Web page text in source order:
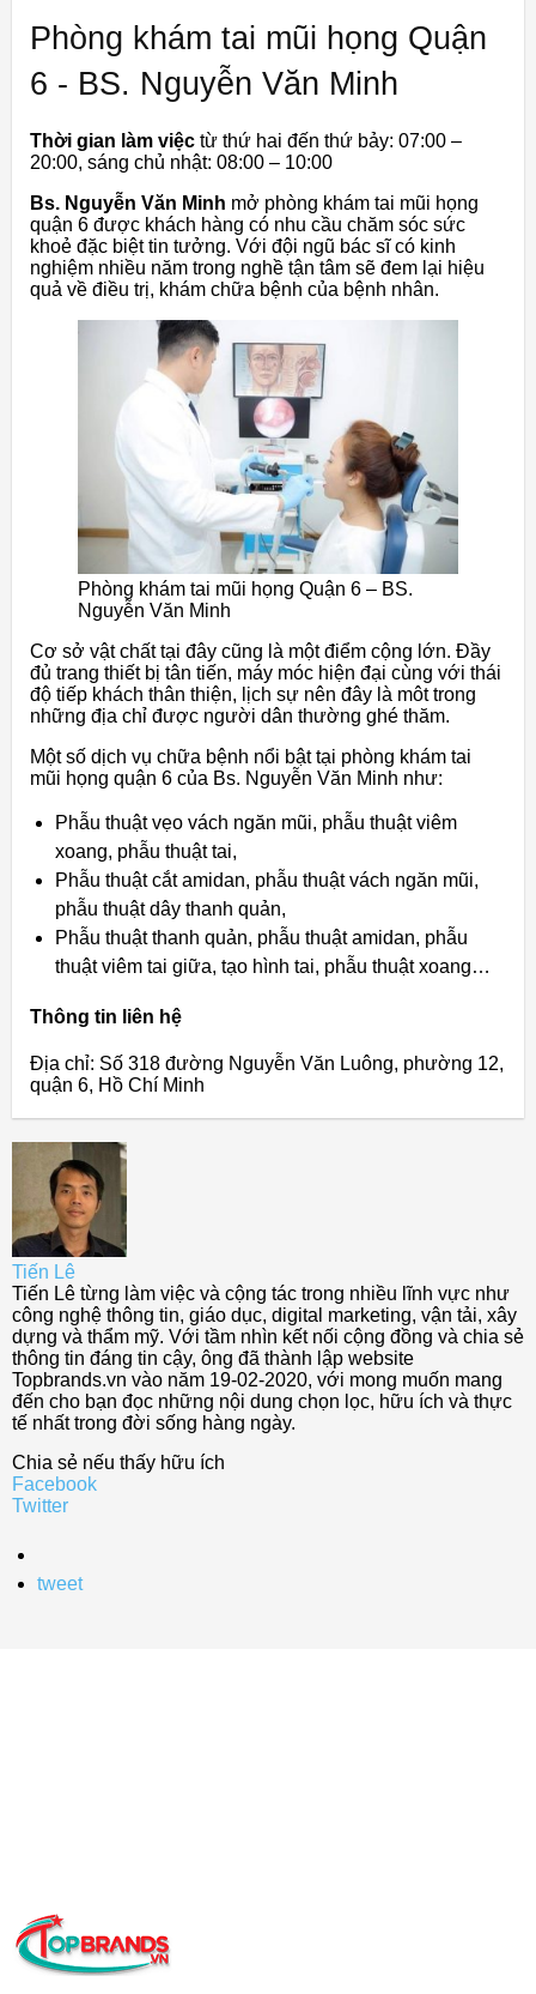
Phòng khám tai mũi họng Quận
6 - BS. Nguyễn Văn Minh
Thời gian làm việc từ thứ hai đến thứ bảy: 07:00 –
20:00, sáng chủ nhật: 08:00 – 10:00
Bs. Nguyễn Văn Minh mở phòng khám tai mũi họng
quận 6 được khách hàng có nhu cầu chăm sóc sức
khoẻ đặc biệt tin tưởng. Với đội ngũ bác sĩ có kinh
nghiệm nhiều năm trong nghề tận tâm sẽ đem lại hiệu
quả về điều trị, khám chữa bệnh của bệnh nhân.
Phòng khám tai mũi họng Quận 6 – BS.
Nguyễn Văn Minh
Cơ sở vật chất tại đây cũng là một điểm cộng lớn. Đầy
đủ trang thiết bị tân tiến, máy móc hiện đại cùng với thái
độ tiếp khách thân thiện, lịch sự nên đây là môt trong
những địa chỉ được người dân thường ghé thăm.
Một số dịch vụ chữa bệnh nổi bật tại phòng khám tai
mũi họng quận 6 của Bs. Nguyễn Văn Minh như:
Phẫu thuật vẹo vách ngăn mũi, phẫu thuật viêm
xoang, phẫu thuật tai,
Phẫu thuật cắt amidan, phẫu thuật vách ngăn mũi,
phẫu thuật dây thanh quản,
Phẫu thuật thanh quản, phẫu thuật amidan, phẫu
thuật viêm tai giữa, tạo hình tai, phẫu thuật xoang…
Thông tin liên hệ
Địa chỉ: Số 318 đường Nguyễn Văn Luông, phường 12,
quận 6, Hồ Chí Minh
Tiến Lê
Tiến Lê từng làm việc và cộng tác trong nhiều lĩnh vực như
công nghệ thông tin, giáo dục, digital marketing, vận tải, xây
dựng và thẩm mỹ. Với tầm nhìn kết nối cộng đồng và chia sẻ
thông tin đáng tin cậy, ông đã thành lập website
Topbrands.vn vào năm 19-02-2020, với mong muốn mang
đến cho bạn đọc những nội dung chọn lọc, hữu ích và thực
tế nhất trong đời sống hàng ngày.
Chia sẻ nếu thấy hữu ích
Facebook
Twitter
tweet